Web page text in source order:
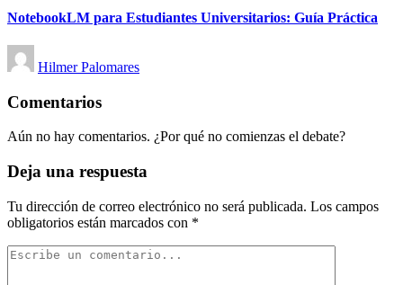
NotebookLM para Estudiantes Universitarios: Guía Práctica
Publicado
por
Hilmer Palomares
Comentarios
Aún no hay comentarios. ¿Por qué no comienzas el debate?
Deja una respuesta
Tu dirección de correo electrónico no será publicada. Los campos
obligatorios están marcados con *